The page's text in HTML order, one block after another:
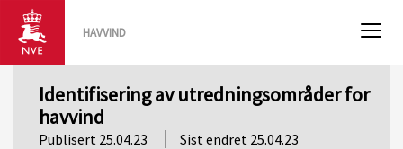
HAVVIND
Identifisering av utredningsområder for
havvind
Publisert 25.04.23 Sist endret 25.04.23